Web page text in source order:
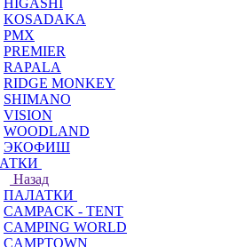
HIGASHI
KOSADAKA
PMX
PREMIER
RAPALA
RIDGE MONKEY
SHIMANO
VISION
WOODLAND
ЭКОФИШ
Назад
ПАЛАТКИ
CAMPACK - TENT
CAMPING WORLD
CAMPTOWN